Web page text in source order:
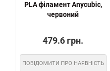
PLA філамент Anycubic,
червоний
479.6 грн.
ПОВІДОМИТИ ПРО НАЯВНІСТЬ